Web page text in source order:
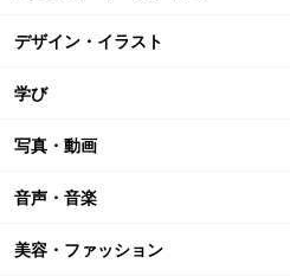
デザイン・イラスト
学び
写真・動画
音声・音楽
美容・ファッション